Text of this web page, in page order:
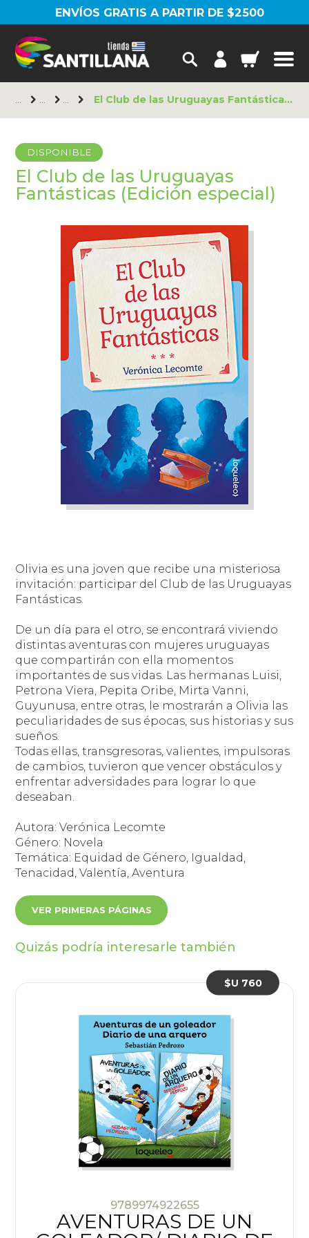
ENVÍOS GRATIS A PARTIR DE $2500
El Club de las Uruguayas Fantásticas (Edición especial)
DISPONIBLE
El Club de las Uruguayas
Fantásticas (Edición especial)
Olivia es una joven que recibe una misteriosa
invitación: participar del Club de las Uruguayas
Fantásticas.
De un día para el otro, se encontrará viviendo
distintas aventuras con mujeres uruguayas
que compartirán con ella momentos
importantes de sus vidas. Las hermanas Luisi,
Petrona Viera, Pepita Oribe, Mirta Vanni,
Guyunusa, entre otras, le mostrarán a Olivia las
peculiaridades de sus épocas, sus historias y sus
sueños.
Todas ellas, transgresoras, valientes, impulsoras
de cambios, tuvieron que vencer obstáculos y
enfrentar adversidades para lograr lo que
deseaban.
Autora: Verónica Lecomte
Género: Novela
Temática: Equidad de Género, Igualdad,
Tenacidad, Valentía, Aventura
VER PRIMERAS PÁGINAS
Quizás podría interesarle también
9789974922655
AVENTURAS DE UN
$U 760